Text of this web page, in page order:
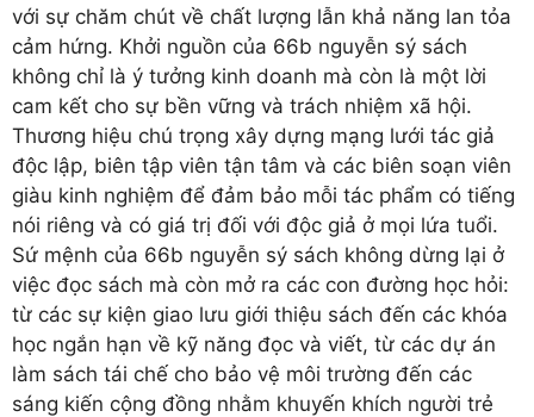
với sự chăm chút về chất lượng lẫn khả năng lan tỏa
cảm hứng. Khởi nguồn của 66b nguyễn sý sách
không chỉ là ý tưởng kinh doanh mà còn là một lời
cam kết cho sự bền vững và trách nhiệm xã hội.
Thương hiệu chú trọng xây dựng mạng lưới tác giả
độc lập, biên tập viên tận tâm và các biên soạn viên
giàu kinh nghiệm để đảm bảo mỗi tác phẩm có tiếng
nói riêng và có giá trị đối với độc giả ở mọi lứa tuổi.
Sứ mệnh của 66b nguyễn sý sách không dừng lại ở
việc đọc sách mà còn mở ra các con đường học hỏi:
từ các sự kiện giao lưu giới thiệu sách đến các khóa
học ngắn hạn về kỹ năng đọc và viết, từ các dự án
làm sách tái chế cho bảo vệ môi trường đến các
sáng kiến cộng đồng nhằm khuyến khích người trẻ